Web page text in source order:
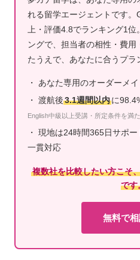
れる留学エージェントです。
上・評価4.8でランキング1
ングで、担当者の相性・費
たうえで、あなたに合うプラ
・ あなた専用のオーダーメ
・ 渡航後3.1週間以内に
English中級以上受講・所定条件を満た
・ 現地は24時間365日サポ
一貫対応
複数社を比較したい方こそ
です
無料で